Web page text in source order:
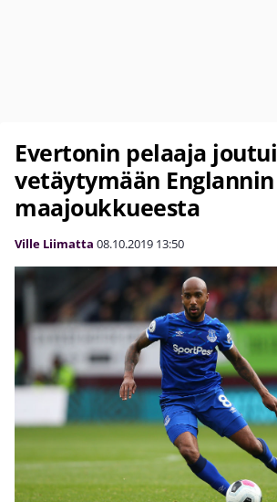
Evertonin pelaaja joutui
vetäytymään Englannin
maajoukkueesta
Ville Liimatta 08.10.2019 13:50